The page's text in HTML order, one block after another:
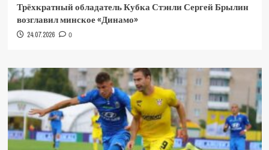
Трёхкратный обладатель Кубка Стэнли Сергей Брылин
возглавил минское «Динамо»
24.07.2026 0